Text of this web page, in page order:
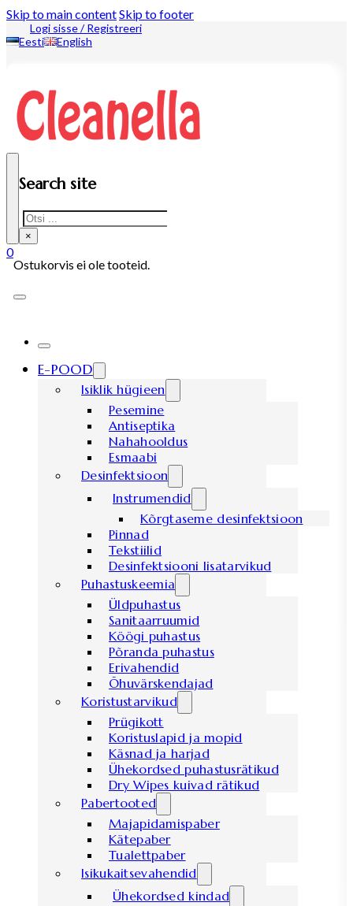
Skip to main contentSkip to footer
Logi sisse / Registreeri
Eesti
English
Search site
Search
×
0
Ostukorvis ei ole tooteid.
E-POOD
Isiklik hügieen
Pesemine
Antiseptika
Nahahooldus
Esmaabi
Desinfektsioon
Instrumendid
Kõrgtaseme desinfektsioon
Pinnad
Tekstiilid
Desinfektsiooni lisatarvikud
Puhastuskeemia
Üldpuhastus
Sanitaarruumid
Köögi puhastus
Põranda puhastus
Erivahendid
Õhuvärskendajad
Koristustarvikud
Prügikott
Koristuslapid ja mopid
Käsnad ja harjad
Ühekordsed puhastusrätikud
Dry Wipes kuivad rätikud
Pabertooted
Majapidamispaber
Kätepaber
Tualettpaber
Isikukaitsevahendid
Ühekordsed kindad